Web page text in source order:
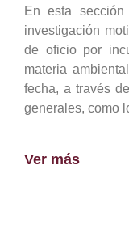
En esta
investigación
de oficio por
materia
fecha, a través
generales, como
Ver más